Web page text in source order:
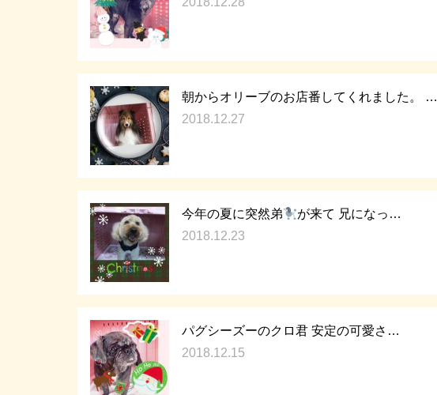
朝からオリーブのお店番してくれました。 …
2018.12.27
今年の夏に突然弟
が来て 兄になっ…
2018.12.23
パグシーズーのクロ君 安定の可愛さ…
2018.12.15